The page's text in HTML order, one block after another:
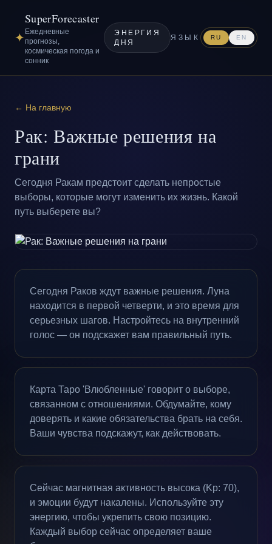
✦
SuperForecaster
Ежедневные
прогнозы,
космическая погода и
сонник
ЭНЕРГИЯ
ДНЯ
ЯЗЫК RU EN
← На главную
Рак: Важные решения на
грани
Сегодня Ракам предстоит сделать непростые
выборы, которые могут изменить их жизнь. Какой
путь выберете вы?
Сегодня Раков ждут важные решения. Луна
находится в первой четверти, и это время для
серьезных шагов. Настройтесь на внутренний
голос — он подскажет вам правильный путь.
Карта Таро 'Влюбленные' говорит о выборе,
связанном с отношениями. Обдумайте, кому
доверять и какие обязательства брать на себя.
Ваши чувства подскажут, как действовать.
Сейчас магнитная активность высока (Kp: 70),
и эмоции будут накалены. Используйте эту
энергию, чтобы укрепить свою позицию.
Каждый выбор сейчас определяет ваше